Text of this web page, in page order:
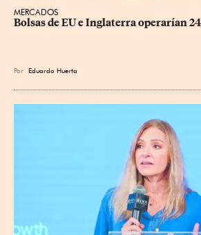
MERCADOS
Bolsas de EU e Inglaterra operarían
Por Eduardo Huerta